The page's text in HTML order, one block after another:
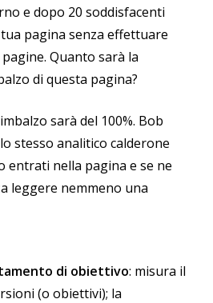
e dopo 20 soddisfacenti
pagina senza effettuare
Quanto sarà la
di questa pagina?
sarà del 100%. Bob
stesso analitico calderone
entrati nella pagina e se ne
leggere nemmeno una
di obiettivo: misura il
(o obiettivi); la